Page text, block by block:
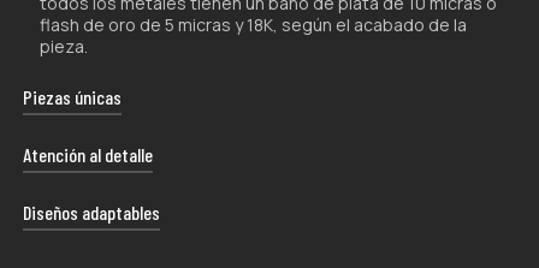
flash de oro de 5 micras y 18K, según el acabado de la
pieza.
Piezas únicas
La naturaleza artesanal de nuestros productos los hace
únicos por lo que, tanto su forma como su color, pueden
fotografías.
Atención al detalle
Cada uno de nuestros envíos se presenta con esmero
en un estuche de diseño exclusivo, proporcionándote la
Diseños adaptables